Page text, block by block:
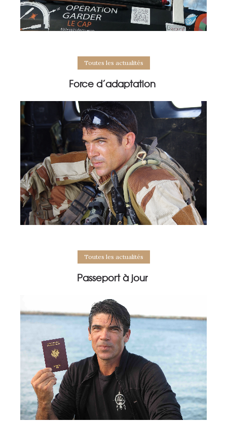
Toutes les actualités
Force d’adaptation
Toutes les actualités
Passeport à jour